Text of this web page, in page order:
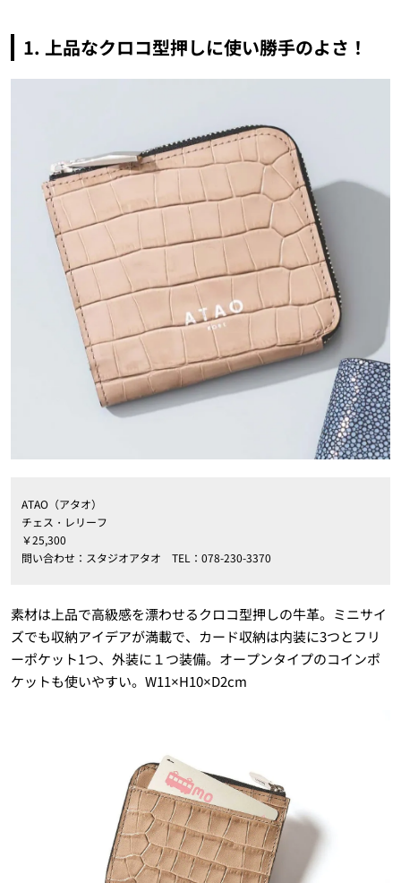
1. 上品なクロコ型押しに使い勝手のよさ！
ATAO（アタオ）
チェス・レリーフ
￥25,300
問い合わせ：スタジオアタオ TEL：078-230-3370
素材は上品で高級感を漂わせるクロコ型押しの牛革。ミニサイ
ズでも収納アイデアが満載で、カード収納は内装に3つとフリ
ーポケット1つ、外装に１つ装備。オープンタイプのコインポ
ケットも使いやすい。W11×H10×D2cm